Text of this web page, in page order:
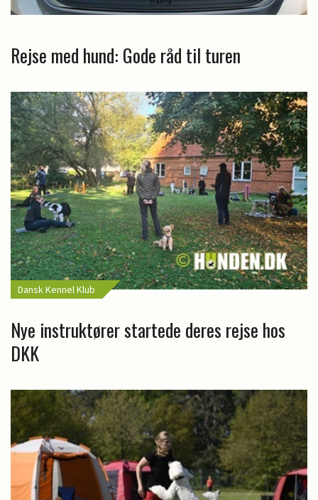
Rejse med hund: Gode råd til turen
Dansk Kennel Klub
Nye instruktører startede deres rejse hos
DKK